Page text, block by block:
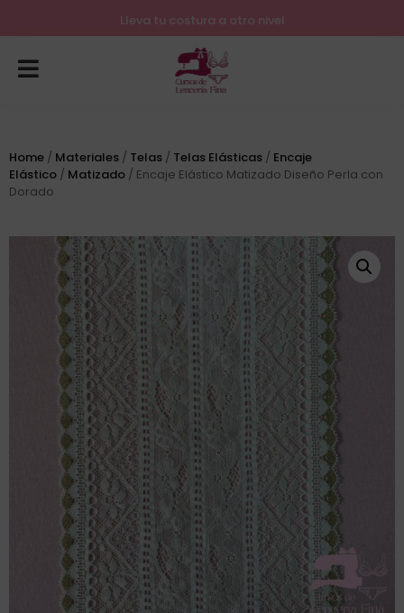
Lleva tu costura a otro nivel
Home / Materiales / Telas / Telas Elásticas / Encaje
Elástico / Matizado / Encaje Elástico Matizado Diseño Perla con
Dorado